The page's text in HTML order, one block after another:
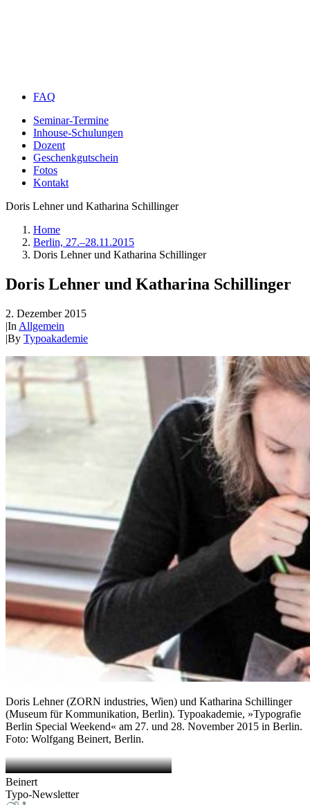
FAQ
Seminar-Termine
Inhouse-Schulungen
Dozent
Geschenkgutschein
Fotos
Kontakt
Doris Lehner und Katharina Schillinger
Home
Berlin, 27.–28.11.2015
Doris Lehner und Katharina Schillinger
Doris Lehner und Katharina Schillinger
2. Dezember 2015
|In Allgemein
|By Typoakademie
Doris Lehner (ZORN industries, Wien) und Katharina Schillinger
(Museum für Kommunikation, Berlin). Typoakademie, »Typografie
Berlin Special Weekend« am 27. und 28. November 2015 in Berlin.
Foto: Wolfgang Beinert, Berlin.
Beinert
Typo-Newsletter